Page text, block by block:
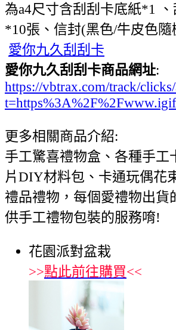
為a4尺寸含刮刮卡底紙*1
*10張、信封(黑色/牛皮色隨
愛你九久刮刮卡
愛你九久刮刮卡商品網址:
https://vbtrax.com/track/
更多相關商品介紹:
手工驚喜禮物盒、各種手工
片DIY材料包、卡通玩偶花
禮品禮物，每個愛禮物出貨
供手工禮物包裝的服務唷!
花園派對盆栽
>>點此前往購買<<